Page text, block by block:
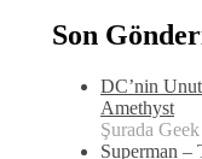
Son
DC’nin
Amethyst
Şurada
Superman –